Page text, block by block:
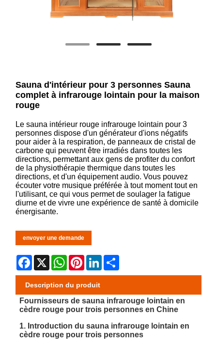
Sauna d'intérieur pour 3 personnes Sauna
complet à infrarouge lointain pour la maison
rouge
Le sauna intérieur rouge infrarouge lointain pour 3
personnes dispose d'un générateur d'ions négatifs
pour aider à la respiration, de panneaux de cristal de
carbone qui peuvent être irradiés dans toutes les
directions, permettant aux gens de profiter du confort
de la physiothérapie thermique dans toutes les
directions, et d'un équipement audio. Vous pouvez
écouter votre musique préférée à tout moment tout en
l'utilisant, ce qui vous permet de soulager la fatigue
diurne et de vivre une expérience de santé à domicile
énergisante.
envoyer une demande
Facebook
X WhatsApp
PinterestLinkedIn
Description du produit
Fournisseurs de sauna infrarouge lointain en
cèdre rouge pour trois personnes en Chine
1. Introduction du sauna infrarouge lointain en
cèdre rouge pour trois personnes